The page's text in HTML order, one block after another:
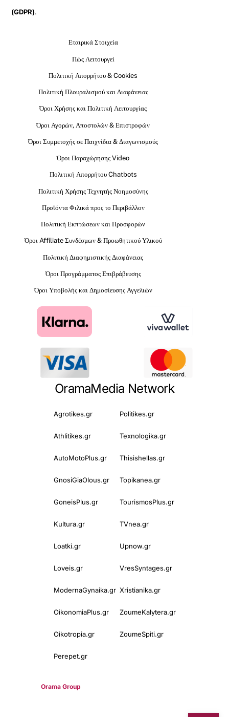
(GDPR).
Εταιρικά Στοιχεία
Πώς Λειτουργεί
Πολιτική Απορρήτου & Cookies
Πολιτική Πλουραλισμού και Διαφάνειας
Όροι Χρήσης και Πολιτική Λειτουργίας
Όροι Αγορών, Αποστολών & Επιστροφών
Όροι Συμμετοχής σε Παιχνίδια & Διαγωνισμούς
Όροι Παραχώρησης Video
Πολιτική Απορρήτου Chatbots
Πολιτική Χρήσης Τεχνητής Νοημοσύνης
Προϊόντα Φιλικά προς το Περιβάλλον
Πολιτική Εκπτώσεων και Προσφορών
Όροι Affiliate Συνδέσμων & Προωθητικού Υλικού
Πολιτική Διαφημιστικής Διαφάνειας
Όροι Προγράμματος Επιβράβευσης
Όροι Υποβολής και Δημοσίευσης Αγγελιών
OramaMedia Network
Agrotikes.gr Politikes.gr
Athlitikes.gr Texnologika.gr
AutoMotoPlus.gr Thisishellas.gr
GnosiGiaOlous.gr Topikanea.gr
GoneisPlus.gr TourismosPlus.gr
Kultura.gr TVnea.gr
Loatki.gr Upnow.gr
Loveis.gr VresSyntages.gr
ModernaGynaika.gr Xristianika.gr
OikonomiaPlus.gr ZoumeKalytera.gr
Oikotropia.gr ZoumeSpiti.gr
Perepet.gr
Orama Group